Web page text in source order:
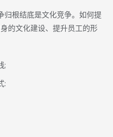
归根结底是文化竞争。如何提
的文化建设、提升员工的形
;
: